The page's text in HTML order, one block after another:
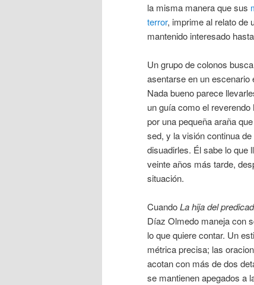
la misma manera que sus
terror, imprime al relato de
mantenido interesado
Un grupo de colonos
asentarse en un escenario
Nada bueno parece
un guía como el
por una pequeña araña
sed, y la visión continua
disuadirles. Él sabe lo que
veinte años más tarde,
situación.
CuandoLa hija del
Díaz Olmedo maneja con
lo que quiere contar. Un
métrica precisa; las
acotan con más de dos
se mantienen apegados a